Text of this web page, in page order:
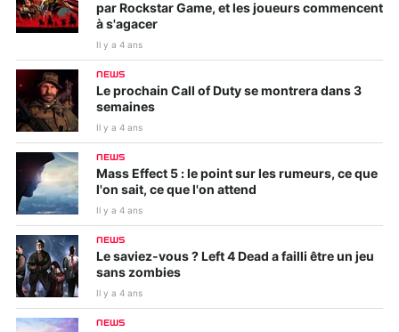
par Rockstar Game, et les joueurs commencent
à s'agacer
Il y a 4 ans
NEWS
Le prochain Call of Duty se montrera dans 3
semaines
Il y a 4 ans
NEWS
Mass Effect 5 : le point sur les rumeurs, ce que
l'on sait, ce que l'on attend
Il y a 4 ans
NEWS
Le saviez-vous ? Left 4 Dead a failli être un jeu
sans zombies
Il y a 4 ans
NEWS